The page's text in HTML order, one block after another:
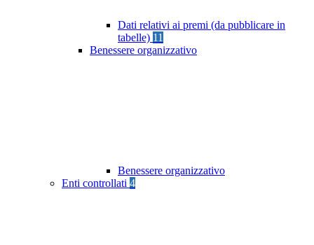
Dati relativi ai premi (da pubblicare in
tabelle) 11
Benessere organizzativo
Benessere organizzativo
Enti controllati 4